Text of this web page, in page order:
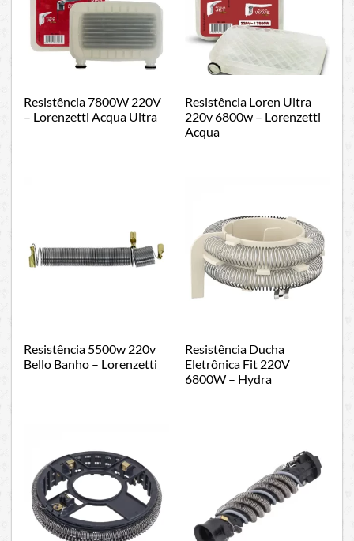
Resistência 7800W 220V
– Lorenzetti Acqua Ultra
Resistência Loren Ultra
220v 6800w – Lorenzetti
Acqua
Resistência 5500w 220v
Bello Banho – Lorenzetti
Resistência Ducha
Eletrônica Fit 220V
6800W – Hydra